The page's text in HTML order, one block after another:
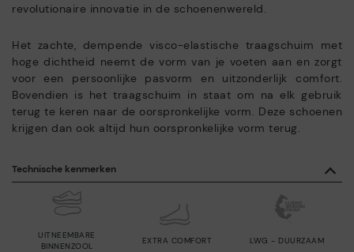
revolutionaire innovatie in de schoenenwereld.
Het zachte, dempende visco-elastische traagschuim met
hoge dichtheid neemt de vorm van je voeten aan en zorgt
voor een persoonlijke pasvorm en uitzonderlijk comfort.
Bovendien is het traagschuim in staat om na elk gebruik
terug te keren naar de oorspronkelijke vorm. Deze schoenen
krijgen dan ook altijd hun oorspronkelijke vorm terug.
Technische kenmerken
UITNEEMBARE
BINNENZOOL
EXTRA COMFORT LWG - DUURZAAM